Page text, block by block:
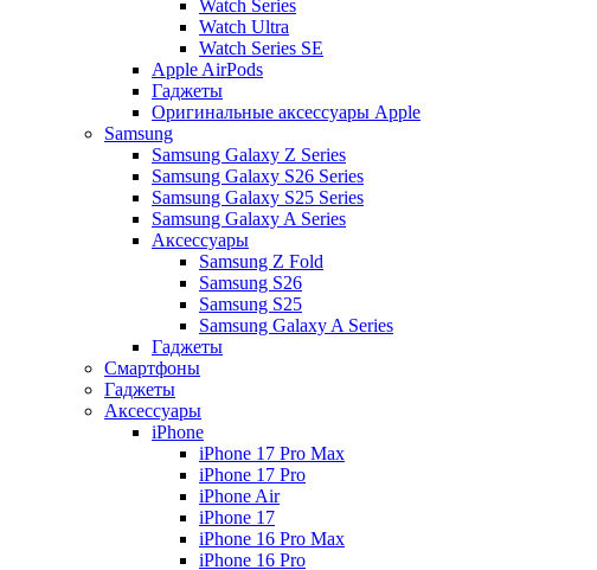
Watch Series
Watch Ultra
Watch Series SE
Apple AirPods
Гаджеты
Оригинальные аксессуары Apple
Samsung
Samsung Galaxy Z Series
Samsung Galaxy S26 Series
Samsung Galaxy S25 Series
Samsung Galaxy A Series
Аксессуары
Samsung Z Fold
Samsung S26
Samsung S25
Samsung Galaxy A Series
Гаджеты
Смартфоны
Гаджеты
Аксессуары
iPhone
iPhone 17 Pro Max
iPhone 17 Pro
iPhone Air
iPhone 17
iPhone 16 Pro Max
iPhone 16 Pro